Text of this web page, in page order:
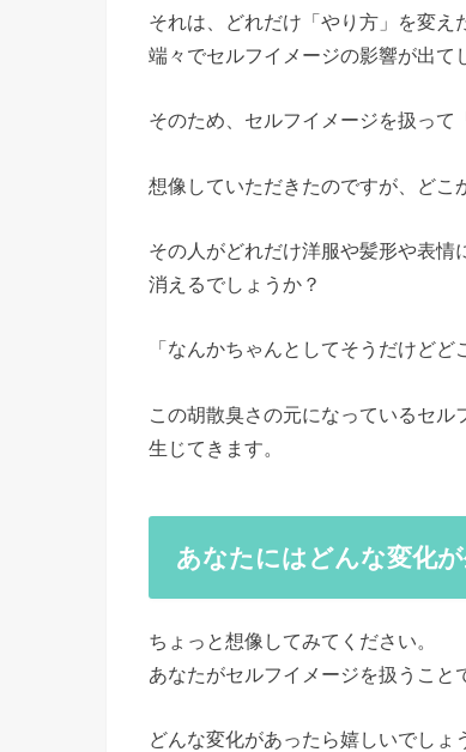
それは、どれだけ「やり方」を変
端々でセルフイメージの影響が出て
そのため、セルフイメージを扱って
想像していただきたのですが、どこ
その人がどれだけ洋服や髪形や表
消えるでしょうか？
「なんかちゃんとしてそうだけど
この胡散臭さの元になっているセ
生じてきます。
あなたにはどんな変化
ちょっと想像してみてください。
あなたがセルフイメージを扱うこと
どんな変化があったら嬉しいでしょ